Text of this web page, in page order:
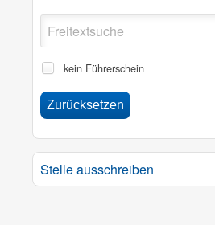
kein Führerschein
Stelle ausschreiben